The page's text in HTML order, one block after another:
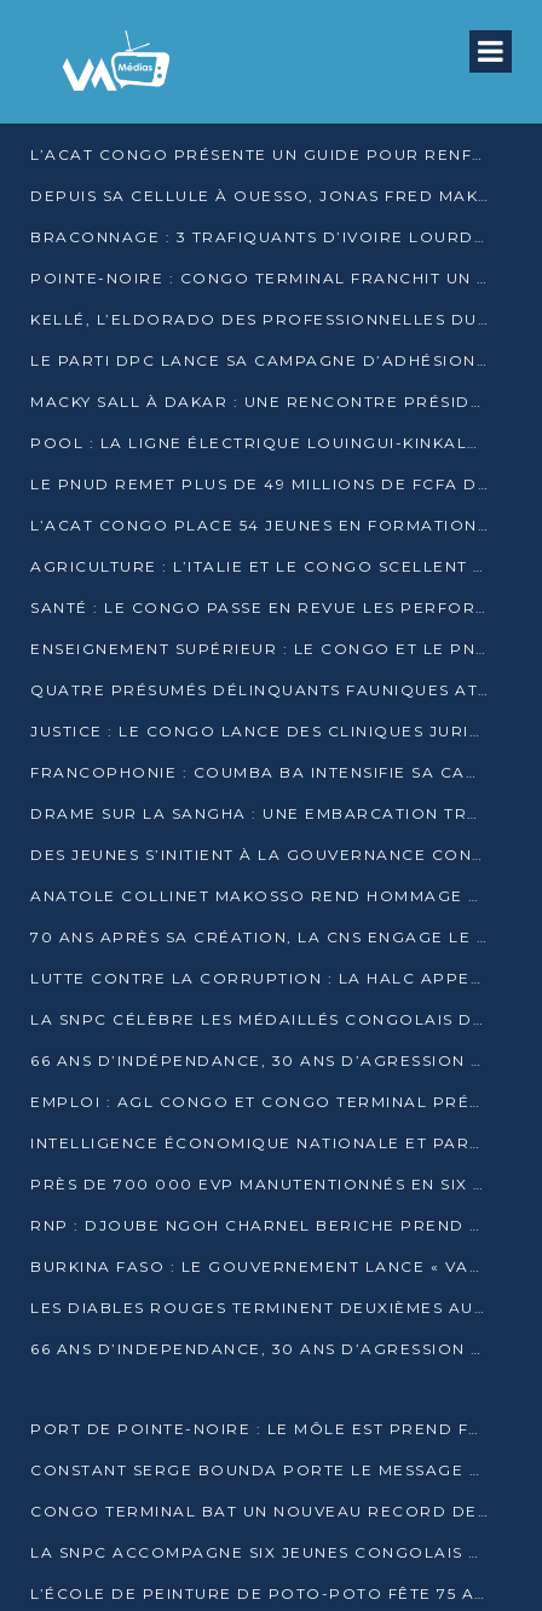
L’ACAT CONGO PRÉSENTE UN GUIDE POUR RENFORCER LES GARANTIES JUDICIAIRES EN GARDE À VUE
DEPUIS SA CELLULE À OUESSO, JONAS FRED MAKITA DÉNONCE CE QU’IL QUALIFIE DE DÉNI DE JUSTICE
BRACONNAGE : 3 TRAFIQUANTS D’IVOIRE LOURDEMENT CONDAMNÉS À DJAMBALA
POINTE-NOIRE : CONGO TERMINAL FRANCHIT UN CAP HISTORIQUE AVEC 99 MOUVEMENTS/HEURE
KELLÉ, L’ELDORADO DES PROFESSIONNELLES DU SEXE
LE PARTI DPC LANCE SA CAMPAGNE D’ADHÉSIONS ET VEUT STRUCTURER SA PRÉSENCE DANS LES 15 DÉPARTEMENTS
MACKY SALL À DAKAR : UNE RENCONTRE PRÉSIDENTIELLE QUI DIVISE L’OPINION SÉNÉGALAISE
POOL : LA LIGNE ÉLECTRIQUE LOUINGUI-KINKALA-BOKO MISE EN SERVICE
LE PNUD REMET PLUS DE 49 MILLIONS DE FCFA D’ÉQUIPEMENTS POUR ACCÉLÉRER LA NUMÉRISATION DU SYSTÈME DE SANTÉ
L’ACAT CONGO PLACE 54 JEUNES EN FORMATION PROFESSIONNELLE
AGRICULTURE : L’ITALIE ET LE CONGO SCELLENT UN PARTENARIAT POUR UNE PRODUCTION LOCALE DURABLE
SANTÉ : LE CONGO PASSE EN REVUE LES PERFORMANCES DE SES HÔPITAUX À MI-PARCOURS
ENSEIGNEMENT SUPÉRIEUR : LE CONGO ET LE PNUD VEULENT RAPPROCHER LA FORMATION UNIVERSITAIRE DES BESOINS DU MARCHÉ DE L’EMPLOI
QUATRE PRÉSUMÉS DÉLINQUANTS FAUNIQUES ATTENDUS DEVANT LA JUSTICE POUR TRAFIC D’IVOIRE
JUSTICE : LE CONGO LANCE DES CLINIQUES JURIDIQUES POUR RAPPROCHER LE DROIT DES CITOYENS
FRANCOPHONIE : COUMBA BA INTENSIFIE SA CAMPAGNE POUR LA SUCCESSION À LA TÊTE DE L’OIF
DRAME SUR LA SANGHA : UNE EMBARCATION TRANSPORTANT DES FIDÈLES DE « NZAMBÉ YA L’HUILE » FAIT NAUFRAGE À OUESSO
DES JEUNES S’INITIENT À LA GOUVERNANCE CONTINENTALE À BRAZZAVILLE
ANATOLE COLLINET MAKOSSO REND HOMMAGE À JEAN-PAUL PIGASSE
70 ANS APRÈS SA CRÉATION, LA CNS ENGAGE LE VIRAGE DE LA DIGITALISATION
LUTTE CONTRE LA CORRUPTION : LA HALC APPELLE À PASSER DES DISCOURS AUX ACTES
LA SNPC CÉLÈBRE LES MÉDAILLÉS CONGOLAIS DES OLYMPIADES PANAFRICAINES DE MATHÉMATIQUES 2026
66 ANS D’INDÉPENDANCE, 30 ANS D’AGRESSION RWANDAISE : 4 PRÉSIDENCES, UN ÉCHEC COLLECTIF
EMPLOI : AGL CONGO ET CONGO TERMINAL PRÉSÉLECTIONNENT PLUS DE 70 JEUNES À POINTE-NOIRE
INTELLIGENCE ÉCONOMIQUE NATIONALE ET PARTENARIATS INTERNATIONAUX : VERS UNE DOCTRINE SOUVERAINE DE SÉCURITÉ ÉCONOMIQUE
PRÈS DE 700 000 EVP MANUTENTIONNÉS EN SIX MOIS PAR CONGO TERMINAL
RNP : DJOUBE NGOH CHARNEL BERICHE PREND LES RÊNES DU PARTI
BURKINA FASO : LE GOUVERNEMENT LANCE « VACANCES UTILES 2026 » POUR FORMER LES ÉLÈVES À 15 MÉTIERS
LES DIABLES ROUGES TERMINENT DEUXIÈMES AU CHAMPIONNAT D’AFRIQUE ZONE 3
66 ANS D’INDEPENDANCE, 30 ANS D’AGRESSION RWAN DAISE : 4 PRESIDENCES, UN ECHEC COLLECTIF
PORT DE POINTE-NOIRE : LE MÔLE EST PREND FORME ET VISE LES GÉANTS DES MERS
CONSTANT SERGE BOUNDA PORTE LE MESSAGE DE COMPASSION DE DENIS SASSOU NGUESSO EN IRAN
CONGO TERMINAL BAT UN NOUVEAU RECORD DE PRODUCTIVITÉ AU PORT DE POINTE-NOIRE
LA SNPC ACCOMPAGNE SIX JEUNES CONGOLAIS AUX OLYMPIADES PANAFRICAINES DE MATHÉMATIQUES
L’ÉCOLE DE PEINTURE DE POTO-POTO FÊTE 75 ANS AU SERVICE DE L’ART CONGOLAIS